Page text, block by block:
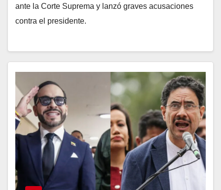
ante la Corte Suprema y lanzó graves acusaciones
contra el presidente.